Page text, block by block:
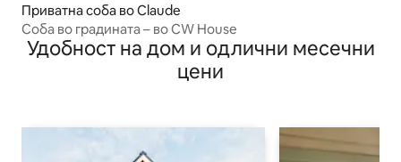
Приватна соба во Claude
Соба во градината – во CW House
Удобност на дом и одлични месечни
цени